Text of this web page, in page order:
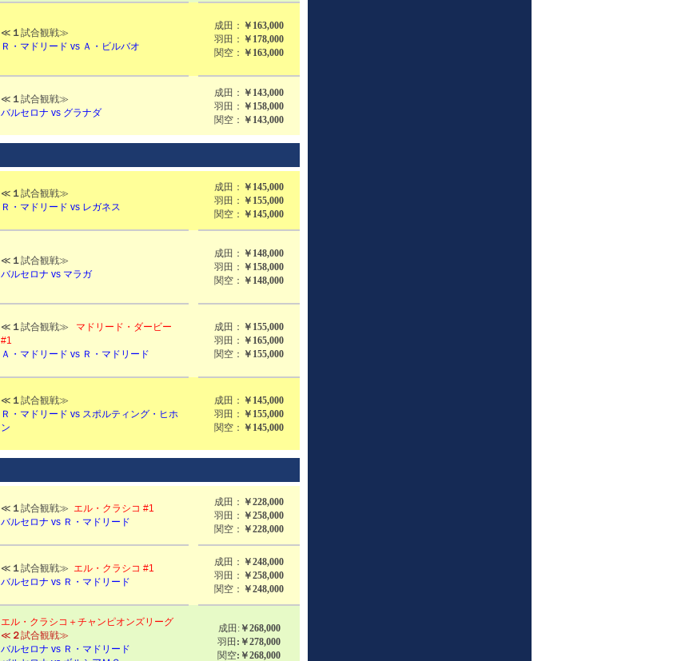
≪ １試合観戦≫
Ｒ・マドリード vs Ａ・ビルバオ
成田： ￥163,000
羽田： ￥178,000
関空： ￥163,000
≪ １試合観戦≫
バルセロナ vs グラナダ
成田： ￥143,000
羽田： ￥158,000
関空： ￥143,000
≪ １試合観戦≫
Ｒ・マドリード vs レガネス
成田： ￥145,000
羽田： ￥155,000
関空： ￥145,000
≪ １試合観戦≫
バルセロナ vs マラガ
成田： ￥148,000
羽田： ￥158,000
関空： ￥148,000
≪ １試合観戦≫ マドリード・ダービー
#1
Ａ・マドリード vs Ｒ・マドリード
成田： ￥155,000
羽田： ￥165,000
関空： ￥155,000
≪ １試合観戦≫
Ｒ・マドリード vs スポルティング・ヒホ
ン
成田： ￥145,000
羽田： ￥155,000
関空： ￥145,000
≪ １試合観戦≫ エル・クラシコ #1
バルセロナ vs Ｒ・マドリード
成田： ￥228,000
羽田： ￥258,000
関空： ￥228,000
≪ １試合観戦≫ エル・クラシコ #1
バルセロナ vs Ｒ・マドリード
成田： ￥248,000
羽田： ￥258,000
関空： ￥248,000
エル・クラシコ＋チャンピオンズリーグ
≪ ２試合観戦≫
バルセロナ vs Ｒ・マドリード
成田:￥268,000
羽田 :￥278,000
関空:￥268,000